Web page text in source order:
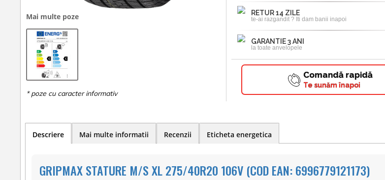
Mai multe poze RETUR 14 ZILE
te-ai razgandit ? Iti dam banii inapoi
GARANTIE 3 ANI
la toate anvelopele
Comandă rapidă
Te sunăm înapoi
Descriere Mai multe informatii Recenzii Eticheta energetica
GRIPMAX STATURE M/S XL 275/40R20 106V (COD EAN: 6996779121173)